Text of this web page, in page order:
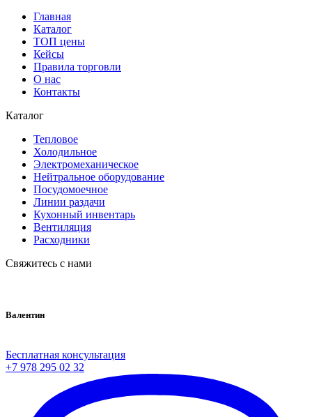
Главная
Каталог
ТОП цены
Кейсы
Правила торговли
О нас
Контакты
Каталог
Тепловое
Холодильное
Электромеханическое
Нейтральное оборудование
Посудомоечное
Линии раздачи
Кухонный инвентарь
Вентиляция
Расходники
Свяжитесь с нами
Валентин
Бесплатная консультация
+7 978 295 02 32